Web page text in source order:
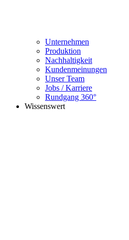
Unternehmen
Produktion
Nachhaltigkeit
Kundenmeinungen
Unser Team
Jobs / Karriere
Rundgang 360°
Wissenswert